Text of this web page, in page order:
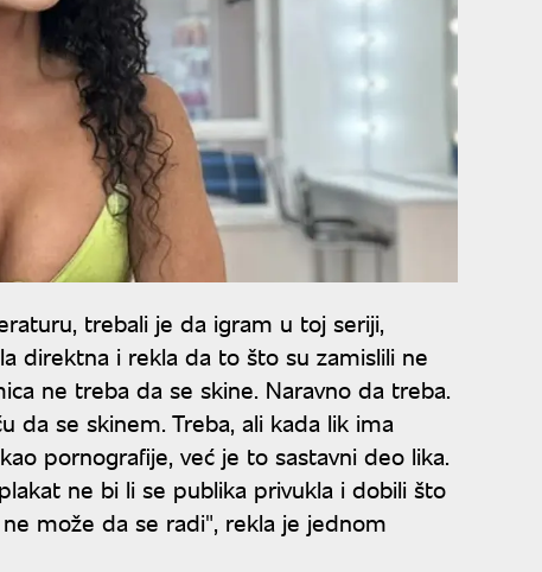
trebali je da igram u toj seriji,
direktna i rekla da to što su zamislili ne
ne treba da se skine. Naravno da treba.
da se skinem. Treba, ali kada lik ima
pornografije, već je to sastavni deo lika.
ne bi li se publika privukla i dobili što
može da se radi", rekla je jednom